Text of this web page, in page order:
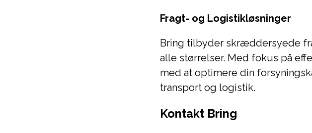
Fragt- og Logistikløsninger
Bring tilbyder skræddersyede
alle størrelser. Med fokus på
med at optimere din
transport og logistik.
Kontakt Bring